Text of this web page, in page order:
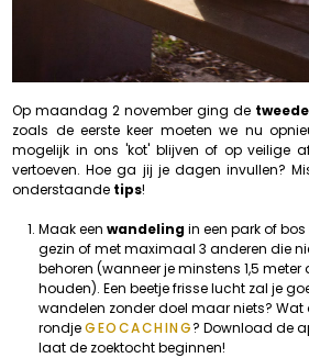
Op maandag 2 november ging de
zoals de eerste keer moeten we nu
mogelijk in ons 'kot' blijven of op veilige
vertoeven. Hoe ga jij je dagen invullen?
onderstaande tips!
Maak eenwandelingin een park of
gezin of met maximaal 3 anderen die
behoren (wanneer je minstens 1,5
houden). Een beetje frisse lucht zal je
wandelen zonder doel maar niets? Wat
rondjeGEOCACHING? Download de
laat de zoektocht beginnen!